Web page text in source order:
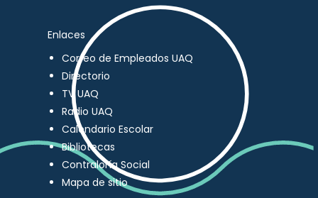
Enlaces
Correo de Empleados UAQ
Directorio
TV UAQ
Radio UAQ
Calendario Escolar
Bibliotecas
Contraloría Social
Mapa de sitio